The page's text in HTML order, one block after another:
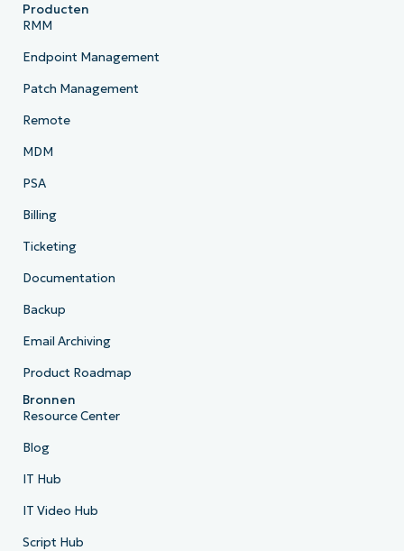
Producten
RMM
Endpoint Management
Patch Management
Remote
MDM
PSA
Billing
Ticketing
Documentation
Backup
Email Archiving
Product Roadmap
Bronnen
Resource Center
Blog
IT Hub
IT Video Hub
Script Hub